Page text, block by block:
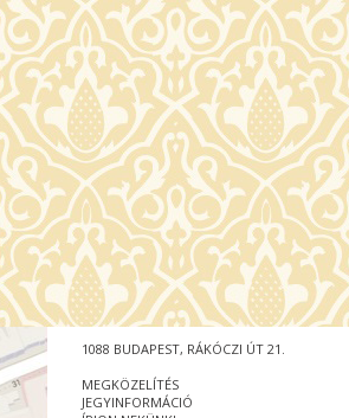
1088 BUDAPEST, RÁKÓCZI ÚT 21.
MEGKÖZELÍTÉS
JEGYINFORMÁCIÓ